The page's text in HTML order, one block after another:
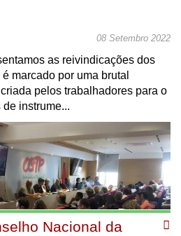
08 Setembro 2022
as reivindicações dos
marcado por uma brutal
pelos trabalhadores para o
instrume...
Nacional da